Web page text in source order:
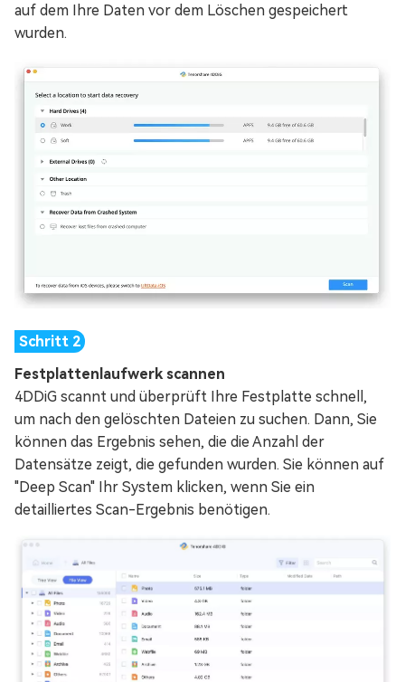
auf dem Ihre Daten vor dem Löschen gespeichert
wurden.
Festplattenlaufwerk scannen
4DDiG scannt und überprüft Ihre Festplatte schnell,
um nach den gelöschten Dateien zu suchen. Dann, Sie
können das Ergebnis sehen, die die Anzahl der
Datensätze zeigt, die gefunden wurden. Sie können auf
"Deep Scan" Ihr System klicken, wenn Sie ein
detailliertes Scan-Ergebnis benötigen.